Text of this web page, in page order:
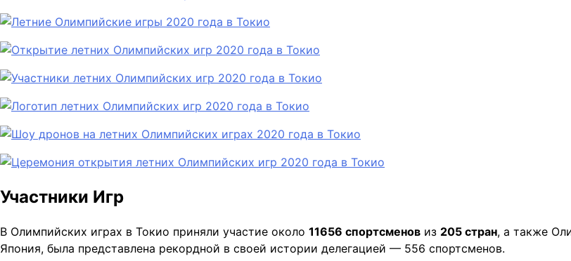
Участники Игр
В Олимпийских играх в Токио приняли участие около 11656 спортсменов из 205 стран, а также
Япония, была представлена рекордной в своей истории делегацией — 556 спортсменов.